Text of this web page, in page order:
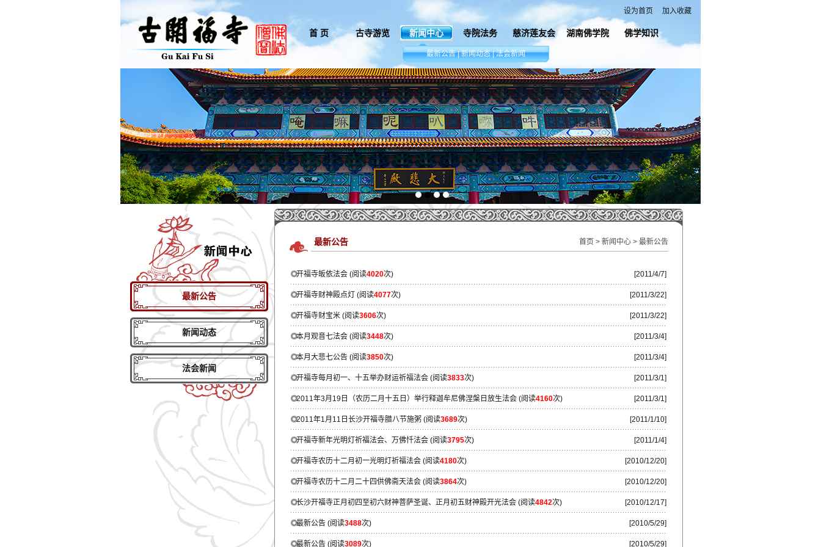
加入收藏
设为首页
首 页 古寺游览 新闻中心 寺院法务 慈济莲友会 湖南佛学院 佛学知识
.
最新公告|新闻动态|法会新闻
最新公告
新闻动态
法会新闻
最新公告 首页 > 新闻中心> 最新公告
开福寺皈依法会 (阅读4020次) [2011/4/7]
开福寺财神殿点灯 (阅读4077次) [2011/3/22]
开福寺财宝米 (阅读3606次) [2011/3/22]
本月观音七法会 (阅读3448次) [2011/3/4]
本月大悲七公告 (阅读3850次) [2011/3/4]
开福寺每月初一、十五举办财运祈福法会 (阅读3833次) [2011/3/1]
2011年3月19日（农历二月十五日）举行释迦牟尼佛涅槃日放生法会 (阅读4160次) [2011/3/1]
2011年1月11日长沙开福寺腊八节施粥 (阅读3689次) [2011/1/10]
开福寺新年光明灯祈福法会、万佛忏法会 (阅读3795次) [2011/1/4]
开福寺农历十二月初一光明灯祈福法会 (阅读4180次) [2010/12/20]
开福寺农历十二月二十四供佛斋天法会 (阅读3864次) [2010/12/20]
长沙开福寺正月初四至初六财神菩萨圣诞、正月初五财神殿开光法会 (阅读4842次) [2010/12/17]
最新公告 (阅读3488次) [2010/5/29]
最新公告 (阅读3089次) [2010/5/29]